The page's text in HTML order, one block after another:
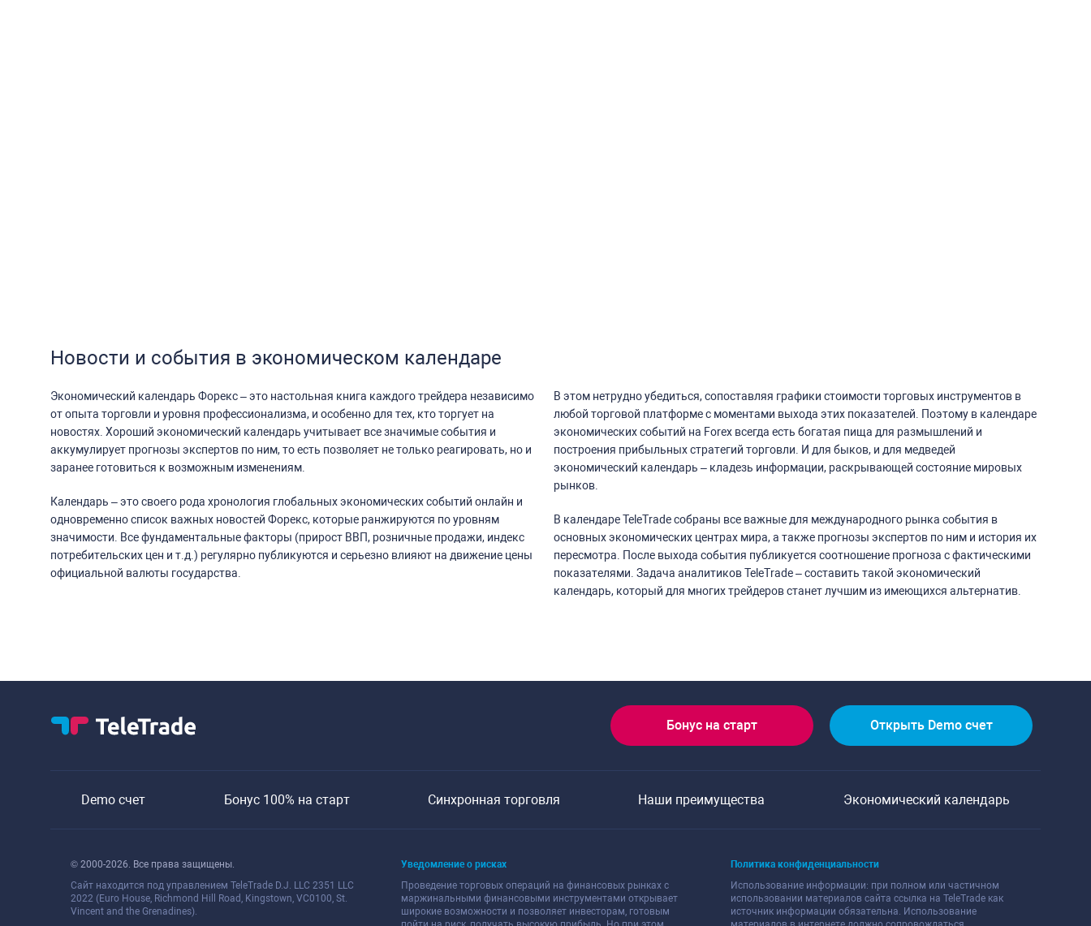
Новости и события в экономическом календаре
Экономический календарь Форекс – это настольная книга каждого трейдера независимо
от опыта торговли и уровня профессионализма, и особенно для тех, кто торгует на
новостях. Хороший экономический календарь учитывает все значимые события и
аккумулирует прогнозы экспертов по ним, то есть позволяет не только реагировать, но и
заранее готовиться к возможным изменениям.
Календарь – это своего рода хронология глобальных экономических событий онлайн и
одновременно список важных новостей Форекс, которые ранжируются по уровням
значимости. Все фундаментальные факторы (прирост ВВП, розничные продажи, индекс
потребительских цен и т.д.) регулярно публикуются и серьезно влияют на движение цены
официальной валюты государства.
В этом нетрудно убедиться, сопоставляя графики стоимости торговых инструментов в
любой торговой платформе с моментами выхода этих показателей. Поэтому в календаре
экономических событий на Forex всегда есть богатая пища для размышлений и
построения прибыльных стратегий торговли. И для быков, и для медведей
экономический календарь – кладезь информации, раскрывающей состояние мировых
рынков.
В календаре TeleTrade собраны все важные для международного рынка события в
основных экономических центрах мира, а также прогнозы экспертов по ним и история их
пересмотра. После выхода события публикуется соотношение прогноза с фактическими
показателями. Задача аналитиков TeleTrade – составить такой экономический
календарь, который для многих трейдеров станет лучшим из имеющихся альтернатив.
Бонус на старт Открыть Demo счет
Demo счет Бонус 100% на старт Синхронная торговля Наши преимущества Экономический календарь
© 2000-2026. Все права защищены.
Сайт находится под управлением TeleTrade D.J. LLC 2351 LLC
2022 (Euro House, Richmond Hill Road, Kingstown, VC0100, St.
Vincent and the Grenadines).
Уведомление о рисках
Проведение торговых операций на финансовых рынках с
маржинальными финансовыми инструментами открывает
широкие возможности и позволяет инвесторам, готовым
Политика конфиденциальности
Использование информации: при полном или частичном
использовании материалов сайта ссылка на TeleTrade как
источник информации обязательна. Использование